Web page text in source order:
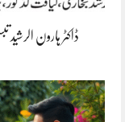
ڈاکٹر ہارون